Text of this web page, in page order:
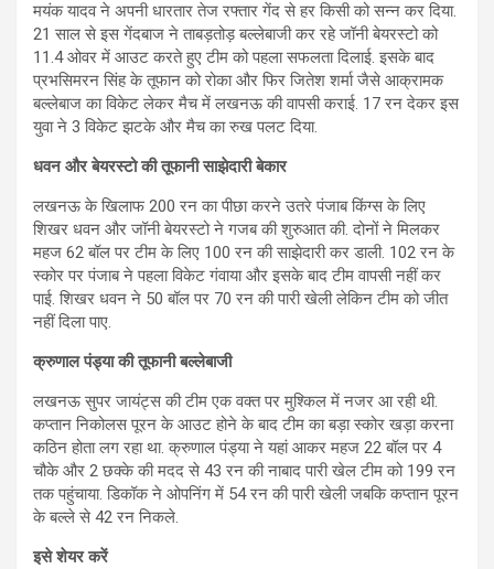
मयंक यादव ने अपनी धारतार तेज रफ्तार गेंद से हर किसी को सन्न कर दिया.
21 साल से इस गेंदबाज ने ताबड़तोड़ बल्लेबाजी कर रहे जॉनी बेयरस्टो को
11.4 ओवर में आउट करते हुए टीम को पहला सफलता दिलाई. इसके बाद
प्रभसिमरन सिंह के तूफान को रोका और फिर जितेश शर्मा जैसे आक्रामक
बल्लेबाज का विकेट लेकर मैच में लखनऊ की वापसी कराई. 17 रन देकर इस
युवा ने 3 विकेट झटके और मैच का रुख पलट दिया.
धवन और बेयरस्टो की तूफानी साझेदारी बेकार
लखनऊ के खिलाफ 200 रन का पीछा करने उतरे पंजाब किंग्स के लिए
शिखर धवन और जॉनी बेयरस्टो ने गजब की शुरुआत की. दोनों ने मिलकर
महज 62 बॉल पर टीम के लिए 100 रन की साझेदारी कर डाली. 102 रन के
स्कोर पर पंजाब ने पहला विकेट गंवाया और इसके बाद टीम वापसी नहीं कर
पाई. शिखर धवन ने 50 बॉल पर 70 रन की पारी खेली लेकिन टीम को जीत
नहीं दिला पाए.
क्रुणाल पंड्या की तूफानी बल्लेबाजी
लखनऊ सुपर जायंट्स की टीम एक वक्त पर मुश्किल में नजर आ रही थी.
कप्तान निकोलस पूरन के आउट होने के बाद टीम का बड़ा स्कोर खड़ा करना
कठिन होता लग रहा था. क्रुणाल पंड्या ने यहां आकर महज 22 बॉल पर 4
चौके और 2 छक्के की मदद से 43 रन की नाबाद पारी खेल टीम को 199 रन
तक पहुंचाया. डिकॉक ने ओपनिंग में 54 रन की पारी खेली जबकि कप्तान पूरन
के बल्ले से 42 रन निकले.
इसे शेयर करें